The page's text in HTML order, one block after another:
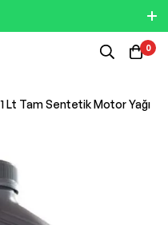
0
Lt Tam Sentetik Motor Yağı